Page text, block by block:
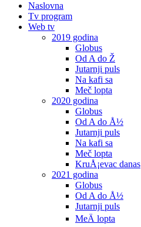
Naslovna
Tv program
Web tv
2019 godina
Globus
Od A do Ž
Jutarnji puls
Na kafi sa
Meč lopta
2020 godina
Globus
Od A do Å½
Jutarnji puls
Na kafi sa
Meč lopta
KruÅ¡evac danas
2021 godina
Globus
Od A do Å½
Jutarnji puls
MeÄ lopta